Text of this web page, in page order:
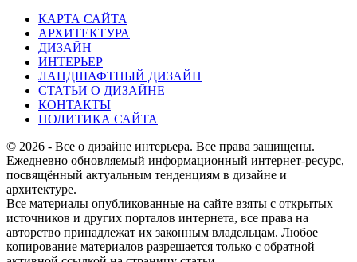
КАРТА САЙТА
АРХИТЕКТУРА
ДИЗАЙН
ИНТЕРЬЕР
ЛАНДШАФТНЫЙ ДИЗАЙН
СТАТЬИ О ДИЗАЙНЕ
КОНТАКТЫ
ПОЛИТИКА САЙТА
© 2026 - Все о дизайне интерьера. Все права защищены.
Ежедневно обновляемый информационный интернет-ресурс,
посвящённый актуальным тенденциям в дизайне и
архитектуре.
Все материалы опубликованные на сайте взяты с открытых
источников и других порталов интернета, все права на
авторство принадлежат их законным владельцам. Любое
копирование материалов разрешается только с обратной